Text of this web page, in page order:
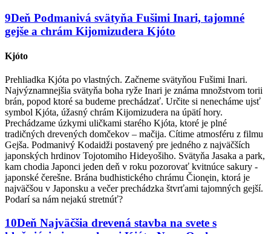
9Deň Podmanivá svätyňa Fušimi Inari, tajomné
gejše a chrám Kijomizudera Kjóto
Kjóto
Prehliadka Kjóta po vlastných. Začneme svätyňou Fušimi Inari.
Najvýznamnejšia svätyňa boha ryže Inari je známa množstvom torii
brán, popod ktoré sa budeme prechádzať. Určite si nenecháme ujsť
symbol Kjóta, úžasný chrám Kijomizudera na úpätí hory.
Prechádzame úzkymi uličkami starého Kjóta, ktoré je plné
tradičných drevených domčekov – mačija. Cítime atmosféru z filmu
Gejša. Podmanivý Kodaidži postavený pre jedného z najväčších
japonských hrdinov Tojotomiho Hideyošiho. Svätyňa Jasaka a park,
kam chodia Japonci jeden deň v roku pozorovať kvitnúce sakury -
japonské čerešne. Brána budhistického chrámu Čionęin, ktorá je
najväčšou v Japonsku a večer prechádzka štvrťami tajomných gejší.
Podarí sa nám nejakú stretnúť?
10Deň Najväčšia drevená stavba na svete s